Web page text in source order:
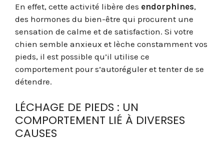
En effet, cette activité libère des endorphines,
des hormones du bien-être qui procurent une
sensation de calme et de satisfaction. Si votre
chien semble anxieux et lèche constamment vos
pieds, il est possible qu’il utilise ce
comportement pour s’autoréguler et tenter de se
détendre.
LÉCHAGE DE PIEDS : UN
COMPORTEMENT LIÉ À DIVERSES
CAUSES